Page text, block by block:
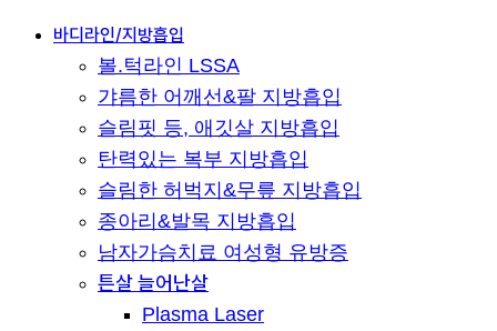
Close 바디라인/지방흡입
볼.턱라인 LSSA
갸름한 어깨선&팔 지방흡입
슬림핏 등, 애깃살 지방흡입
탄력있는 복부 지방흡입
슬림한 허벅지&무릎 지방흡입
종아리&발목 지방흡입
남자가슴치료 여성형 유방증
튼살 늘어난살
Plasma Laser